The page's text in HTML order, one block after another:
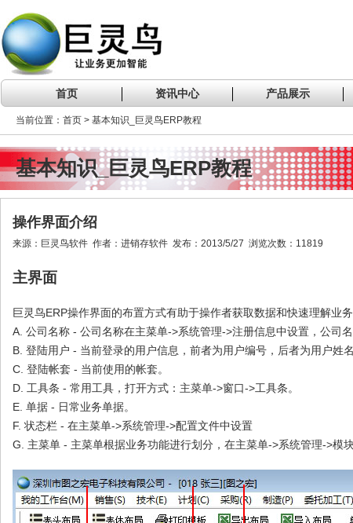
首页 资讯中心 产品展示
当前位置：首页 > 基本知识_巨灵鸟ERP教程
基本知识_巨灵鸟ERP教程
操作界面介绍
来源：巨灵鸟软件 作者：进销存软件 发布：2013/5/27 浏览次数：11819
主界面
巨灵鸟ERP操作界面的布置方式有助于操作者获取数据和快速理解业务
A. 公司名称 - 公司名称在主菜单->系统管理->注册信息中设置，公司
B. 登陆用户 - 当前登录的用户信息，前者为用户编号，后者为用户姓名
C. 登陆帐套 - 当前使用的帐套。
D. 工具条 - 常用工具，打开方式：主菜单->窗口->工具条。
E. 单据 - 日常业务单据。
F. 状态栏 - 在主菜单->系统管理->配置文件中设置
G. 主菜单 - 主菜单根据业务功能进行划分，在主菜单->系统管理->模块